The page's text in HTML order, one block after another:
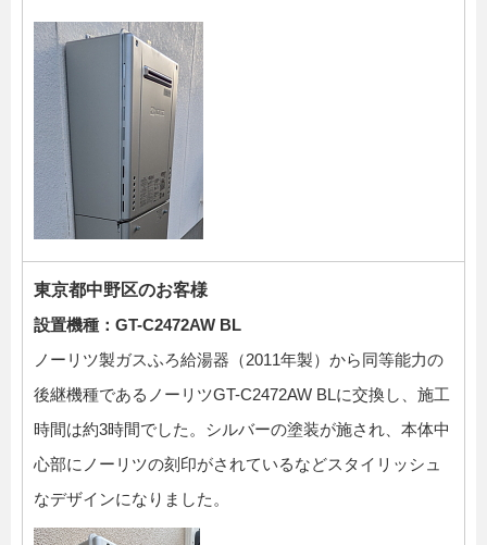
東京都中野区のお客様
設置機種：GT-C2472AW BL
ノーリツ製ガスふろ給湯器（2011年製）から同等能力の
後継機種であるノーリツGT-C2472AW BLに交換し、施工
時間は約3時間でした。シルバーの塗装が施され、本体中
心部にノーリツの刻印がされているなどスタイリッシュ
なデザインになりました。